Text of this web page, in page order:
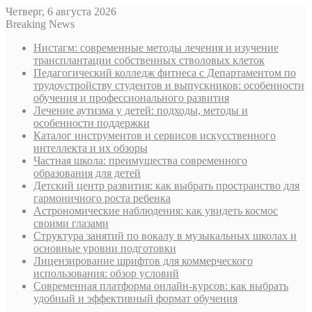
Четверг, 6 августа 2026
Breaking News
Нистагм: современные методы лечения и изучение
трансплантации собственных стволовых клеток
Педагогический колледж фитнеса с Департаментом по
трудоустройству студентов и выпускников: особенности
обучения и профессионального развития
Лечение аутизма у детей: подходы, методы и
особенности поддержки
Каталог инструментов и сервисов искусственного
интеллекта и их обзоры
Частная школа: преимущества современного
образования для детей
Детский центр развития: как выбрать пространство для
гармоничного роста ребенка
Астрономические наблюдения: как увидеть космос
своими глазами
Структура занятий по вокалу в музыкальных школах и
основные уровни подготовки
Лицензирование шрифтов для коммерческого
использования: обзор условий
Современная платформа онлайн-курсов: как выбрать
удобный и эффективный формат обучения